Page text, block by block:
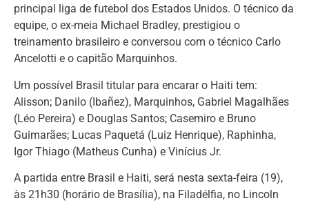
principal liga de futebol dos Estados Unidos. O técnico da
equipe, o ex-meia Michael Bradley, prestigiou o
treinamento brasileiro e conversou com o técnico Carlo
Ancelotti e o capitão Marquinhos.
Um possível Brasil titular para encarar o Haiti tem:
Alisson; Danilo (Ibañez), Marquinhos, Gabriel Magalhães
(Léo Pereira) e Douglas Santos; Casemiro e Bruno
Guimarães; Lucas Paquetá (Luiz Henrique), Raphinha,
Igor Thiago (Matheus Cunha) e Vinícius Jr.
A partida entre Brasil e Haiti, será nesta sexta-feira (19),
às 21h30 (horário de Brasília), na Filadélfia, no Lincoln